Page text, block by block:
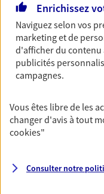
Préparez
votre vie avec les
notre solution
spécialement
Couvrez vos
votre famille
vous ressemble.
Enrichissez
Naviguez selon vos
marketing et de
d'afficher du contenu
publicités
campagnes.
Vous êtes libre de les
changer d'avis à tout
cookies"
Consulter notre